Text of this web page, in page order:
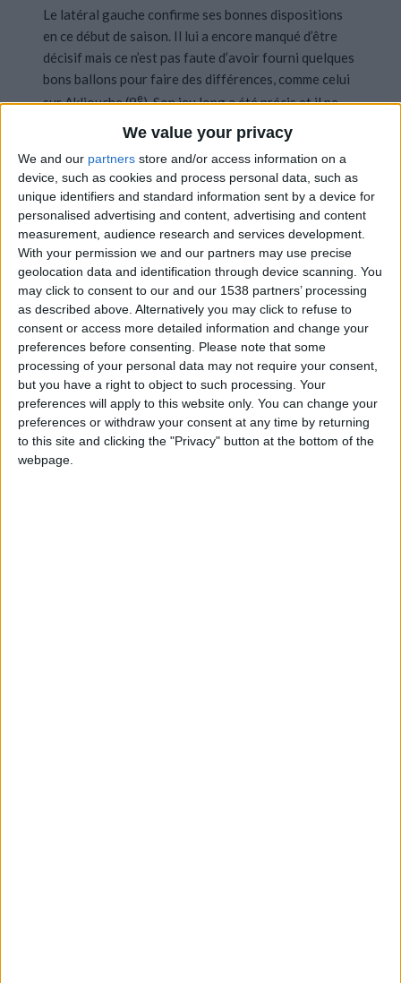
We value your privacy
We and our partners store and/or access information on a
device, such as cookies and process personal data, such as
unique identifiers and standard information sent by a device for
personalised advertising and content, advertising and content
measurement, audience research and services development.
With your permission we and our partners may use precise
geolocation data and identification through device scanning. You
may click to consent to our and our 1538 partners’ processing
as described above. Alternatively you may click to refuse to
consent or access more detailed information and change your
preferences before consenting.
Please note that some
processing of your personal data may not require your consent,
but you have a right to object to such processing. Your
preferences will apply to this website only. You can change your
preferences or withdraw your consent at any time by returning
to this site and clicking the "Privacy" button at the bottom of the
webpage.
Le latéral gauche confirme ses bonnes dispositions
en ce début de saison. Il lui a encore manqué d’être
décisif mais ce n’est pas faute d’avoir fourni quelques
bons ballons pour faire des différences, comme celui
sur Akliouche (9e). Son jeu long a été précis et il ne
s’est pas économisé pour attaquer son couloir. Il a eu
beaucoup de travail sur le plan défensif, avec
notamment les montées de Meunier, mais il a été
volontiers accrocheur et il a su s’en sortir avec les
honneurs sur ce point, rarement pris en défaut.
Remplacé en fin de match parOuattara(85e), qui a
été mis au supplice défensivement et est coupable
sur le but.